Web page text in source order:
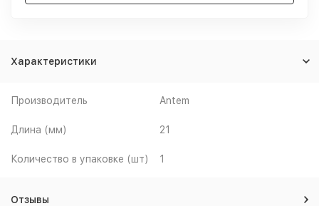
Характеристики
Производитель Antem
Длина (мм) 21
Количество в упаковке (шт) 1
Отзывы